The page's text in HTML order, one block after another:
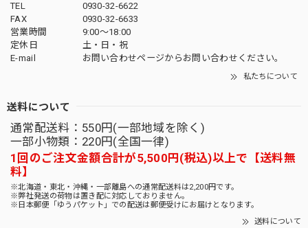
TEL
0930-32-6622
FAX
0930-32-6633
営業時間
9:00〜18:00
定休日
土・日・祝
E-mail
お問い合わせページからお問い合わせください。
私たちについて
送料について
通常配送料：550円(一部地域を除く)
一部小物類：220円(全国一律)
1回のご注文金額合計が5,500円(税込)以上で【送料無
料】
※北海道・東北・沖縄・一部離島への通常配送料は2,200円です。
※弊社発送の荷物は置き配に対応しておりません。
※日本郵便「ゆうパケット」での配送は郵便受けにお届けとなります。
送料について